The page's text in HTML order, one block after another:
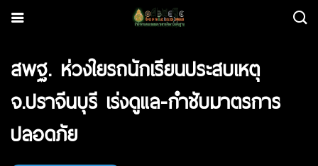
สพฐ. ห่วงใยรถนักเรียนประสบเหตุ
จ.ปราจีนบุรี เร่งดูแล-กำชับมาตรการ
ปลอดภัย